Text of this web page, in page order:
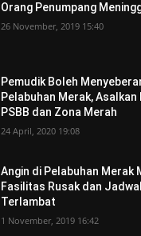
Orang Penumpang
26 November, 2019 15:40
Pemudik Boleh
Pelabuhan Merak, Asalkan
PSBB dan Zona Merah
24 April, 2020 19:08
Angin di Pelabuhan Merak
Fasilitas Rusak dan
Terlambat
1 November, 2019 16:42